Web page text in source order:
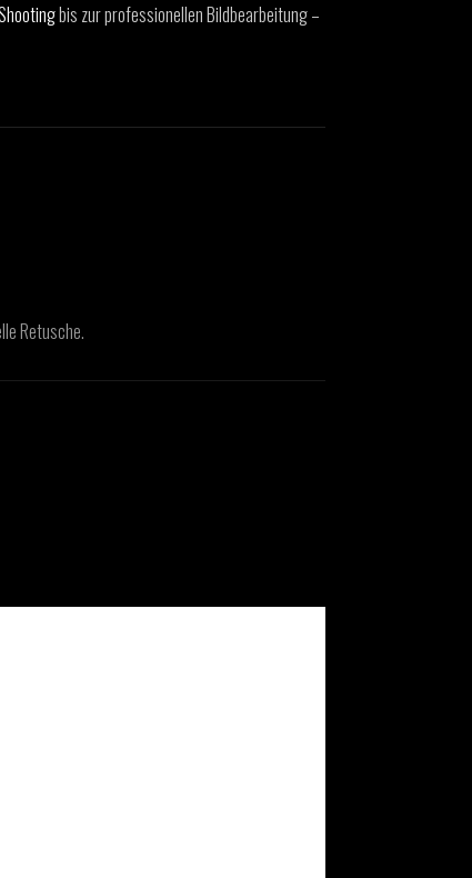
bis zur professionellen Bildbearbeitung –
Retusche.